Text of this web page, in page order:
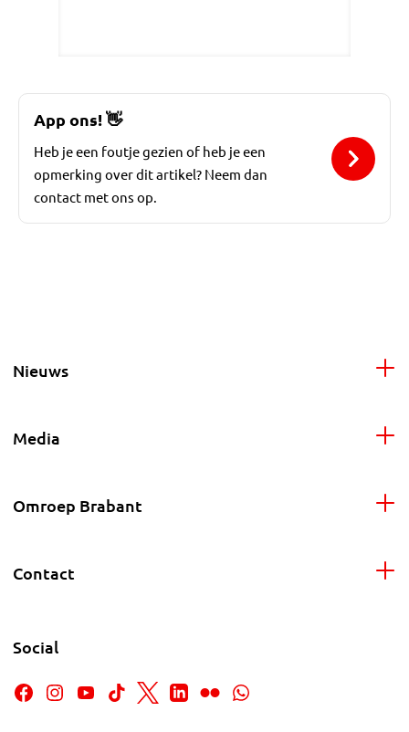
App ons!👋
Heb je een foutje gezien of heb je een
opmerking over dit artikel? Neem dan
contact met ons op.
Nieuws
Media
Omroep Brabant
Contact
Social